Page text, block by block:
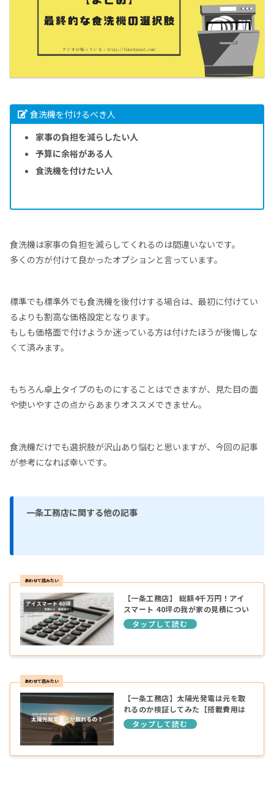
食洗機を付けるべき人
家事の負担を減らしたい人
予算に余裕がある人
食洗機を付けたい人
食洗機は家事の負担を減らしてくれるのは間違いないです。
多くの方が付けて良かったオプションと言っています。
標準でも標準外でも食洗機を後付けする場合は、最初に付けてい
るよりも割高な価格設定となります。
もしも価格面で付けようか迷っている方は付けたほうが後悔しな
くて済みます。
もちろん卓上タイプのものにすることはできますが、見た目の面
や使いやすさの点からあまりオススメできません。
食洗機だけでも選択肢が沢山あり悩むと思いますが、今回の記事
が参考になれば幸いです。
一条工務店に関する他の記事
【一条工務店】 総額4千万円！アイ
スマート 40坪の我が家の見積につい
て徹底紹介！
【一条工務店】太陽光発電は元を取
れるのか検証してみた【搭載費用は
回収できる？】